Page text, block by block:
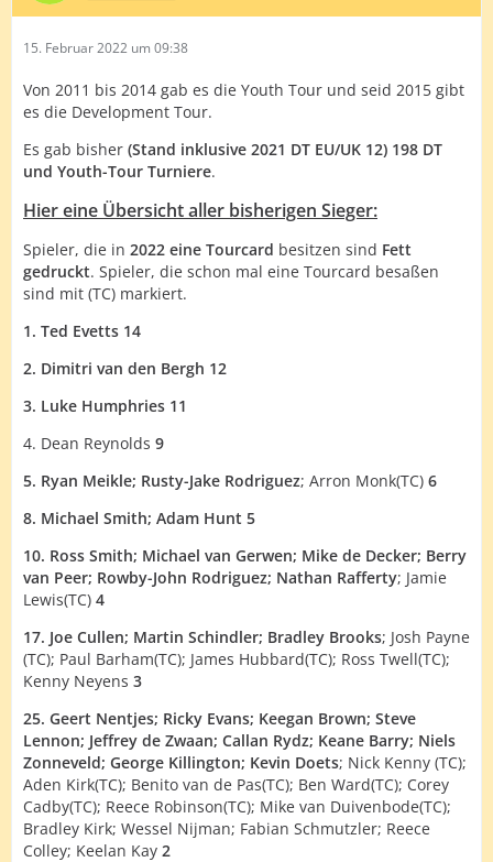
15. Februar 2022 um 09:38
Von 2011 bis 2014 gab es die Youth Tour und seid 2015 gibt
es die Development Tour.
Es gab bisher (Stand inklusive 2021 DT EU/UK 12) 198 DT
und Youth-Tour Turniere.
Hier eine Übersicht aller bisherigen Sieger:
Spieler, die in 2022 eine Tourcard besitzen sind Fett
gedruckt. Spieler, die schon mal eine Tourcard besaßen
sind mit (TC) markiert.
1. Ted Evetts 14
2. Dimitri van den Bergh 12
3. Luke Humphries 11
4. Dean Reynolds 9
5. Ryan Meikle; Rusty-Jake Rodriguez; Arron Monk(TC) 6
8. Michael Smith; Adam Hunt 5
10. Ross Smith; Michael van Gerwen; Mike de Decker; Berry
van Peer; Rowby-John Rodriguez; Nathan Rafferty; Jamie
Lewis(TC) 4
17. Joe Cullen; Martin Schindler; Bradley Brooks; Josh Payne
(TC); Paul Barham(TC); James Hubbard(TC); Ross Twell(TC);
Kenny Neyens 3
25. Geert Nentjes; Ricky Evans; Keegan Brown; Steve
Lennon; Jeffrey de Zwaan; Callan Rydz; Keane Barry; Niels
Zonneveld; George Killington; Kevin Doets; Nick Kenny (TC);
Aden Kirk(TC); Benito van de Pas(TC); Ben Ward(TC); Corey
Cadby(TC); Reece Robinson(TC); Mike van Duivenbode(TC);
Bradley Kirk; Wessel Nijman; Fabian Schmutzler; Reece
Colley; Keelan Kay 2